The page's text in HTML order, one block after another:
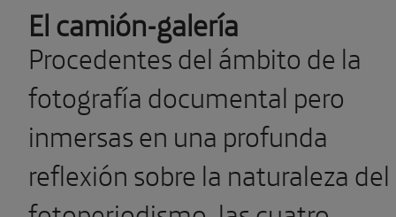
El camión-galería
Procedentes del ámbito de la
fotografía documental pero
inmersas en una profunda
reflexión sobre la naturaleza del